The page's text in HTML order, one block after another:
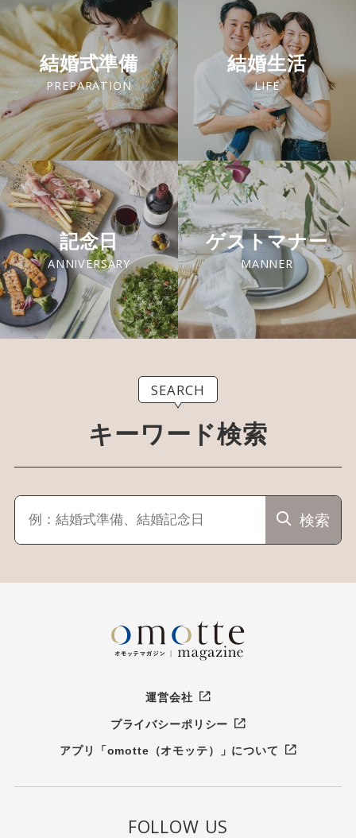
結婚式準備
PREPARATION
結婚生活
LIFE
記念日
ANNIVERSARY
ゲストマナー
MANNER
SEARCH
キーワード検索
検索
運営会社
プライバシーポリシー
アプリ「omotte（オモッテ）」について
FOLLOW US